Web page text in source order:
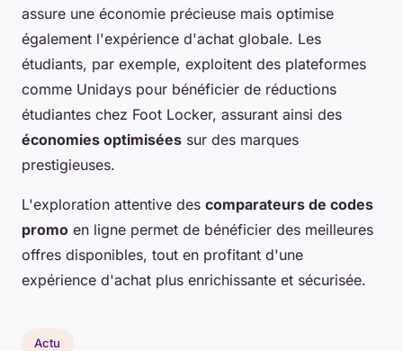
assure une économie précieuse mais optimise
également l'expérience d'achat globale. Les
étudiants, par exemple, exploitent des plateformes
comme Unidays pour bénéficier de réductions
étudiantes chez Foot Locker, assurant ainsi des
économies optimisées sur des marques
prestigieuses.
L'exploration attentive des comparateurs de codes
promo en ligne permet de bénéficier des meilleures
offres disponibles, tout en profitant d'une
expérience d'achat plus enrichissante et sécurisée.
Actu